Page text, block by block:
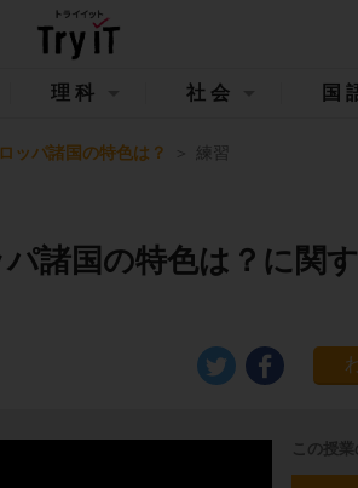
理科 社会 国
ッパ諸国の特色は？ 練習
諸国の特色は？に関
この授